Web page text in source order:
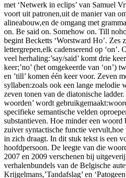
met ‘Netwerk in eclips’ van Samuel
voort uit patronen,uit de manier van
alineabouw,en de omgang met
on. Be said on. Somehow on. Till
begint Becketts ‘Worstward Ho’. Zes
lettergrepen,elk cadenserend op ‘on’.
veel herhaling:’say/said’ komt drie
keer;’no’ (het omgekeerde van ‘on’)
en ’till’ komen één keer voor. Zeven
syllaben:zoals ook een lange melodie
zeven tonen van de diatonische
woorden’ wordt
specifieke semantische velden
substantieven. Hoe minder een woord
zuiver syntactische functie
in zich draagt. In dit stuk tekst is een
hoofdpersoon. De leegte van die
2007 en 2009 verschenen bij
verhalenbundels van de Belgische
Krijgelmans,’Tandafslag’ en